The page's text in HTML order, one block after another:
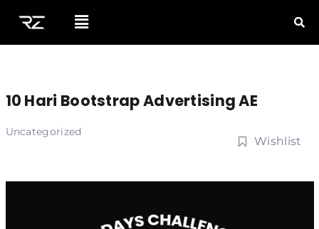
10 Hari Bootstrap Advertising AE
Uncategorized
Wishlist